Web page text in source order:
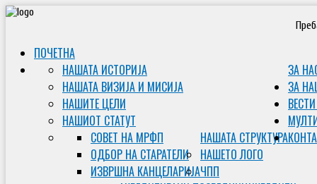
ПОЧЕТНА
ЗА
НАШАТА ИСТОРИЈА
НАШАТА ВИЗИЈА И МИСИЈА
НАШИТЕ ЦЕЛИ
НАШИОТ СТАТУТ
НАШАТА СТРУКТУРА
СОВЕТ НА МРФП
ОДБОР НА СТАРАТЕЛИ
ИЗВРШНА КАНЦЕЛАРИЈА
НАШЕТО ЛОГО
ЧПП
ЗА